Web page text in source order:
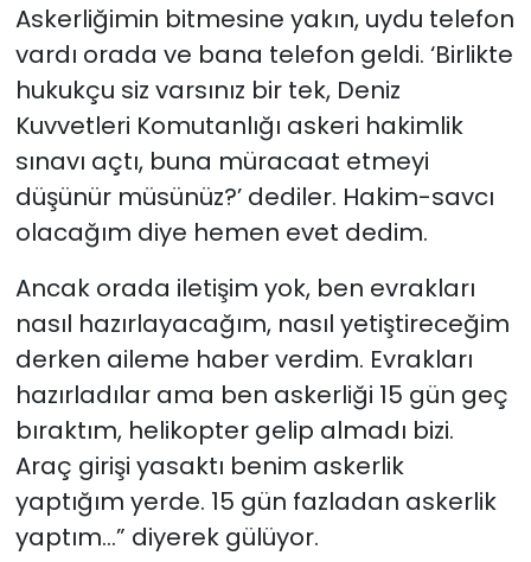
Askerliğimin bitmesine yakın, uydu telefon
vardı orada ve bana telefon geldi. ‘Birlikte
hukukçu siz varsınız bir tek, Deniz
Kuvvetleri Komutanlığı askeri hakimlik
sınavı açtı, buna müracaat etmeyi
düşünür müsünüz?’ dediler. Hakim-savcı
olacağım diye hemen evet dedim.
Ancak orada iletişim yok, ben evrakları
nasıl hazırlayacağım, nasıl yetiştireceğim
derken aileme haber verdim. Evrakları
hazırladılar ama ben askerliği 15 gün geç
bıraktım, helikopter gelip almadı bizi.
Araç girişi yasaktı benim askerlik
yaptığım yerde. 15 gün fazladan askerlik
yaptım…” diyerek gülüyor.